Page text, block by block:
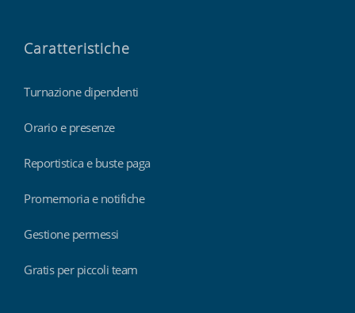
Caratteristiche
Turnazione dipendenti
Orario e presenze
Reportistica e buste paga
Promemoria e notifiche
Gestione permessi
Gratis per piccoli team